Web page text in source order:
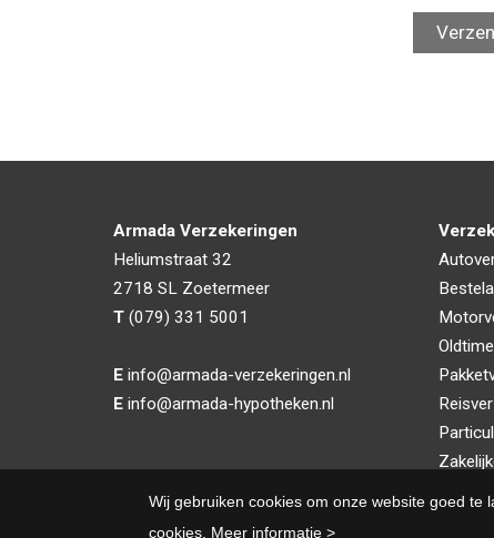
Wij gebruiken cookies om onze website goed
cookies. Meer informatie >
Armada Verzekeringen
Heliumstraat 32
2718 SL Zoetermeer
T (079) 331 5001
E info@armada-verzekeringen.nl
E info@armada-hypotheken.nl